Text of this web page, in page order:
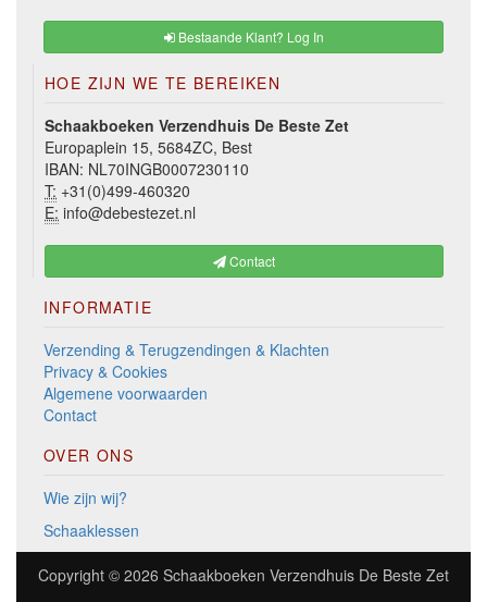
Bestaande Klant? Log In
HOE ZIJN WE TE BEREIKEN
Schaakboeken Verzendhuis De Beste Zet
Europaplein 15, 5684ZC, Best
IBAN: NL70INGB0007230110
T: +31(0)499-460320
E: info@debestezet.nl
Contact
INFORMATIE
Verzending & Terugzendingen & Klachten
Privacy & Cookies
Algemene voorwaarden
Contact
OVER ONS
Wie zijn wij?
Schaaklessen
Copyright © 2026 Schaakboeken Verzendhuis De Beste Zet